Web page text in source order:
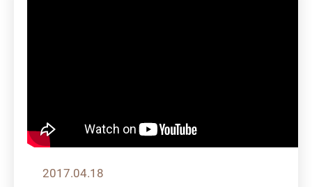
2017.04.18